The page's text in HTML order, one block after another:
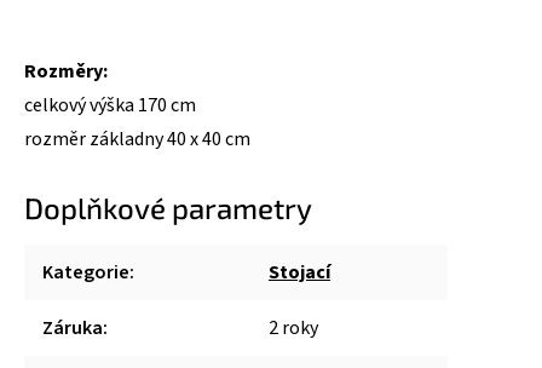
Rozměry:
celkový výška 170 cm
rozměr základny 40 x 40 cm
Doplňkové parametry
Kategorie: Stojací
Záruka: 2 roky